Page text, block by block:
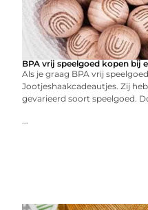
BPA vrij speelgoed kopen bij
Als je graag BPA vrij
Jootjeshaakcadeautjes. Zij
gevarieerd soort speelgoed.
...